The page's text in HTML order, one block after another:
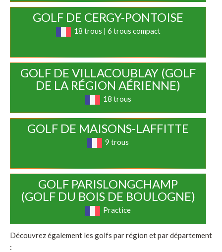
GOLF DE CERGY-PONTOISE
18 trous | 6 trous compact
GOLF DE VILLACOUBLAY (GOLF
DE LA RÉGION AÉRIENNE)
18 trous
GOLF DE MAISONS-LAFFITTE
9 trous
GOLF PARISLONGCHAMP
(GOLF DU BOIS DE BOULOGNE)
Practice
Découvrez également les golfs par région et par département
: